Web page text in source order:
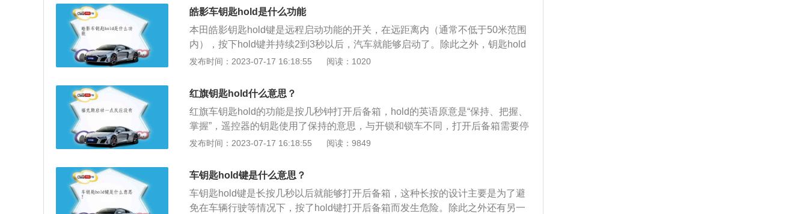
程中按了hold键开启后备箱发生危险，同时也简化了人们开车门后再打开后备箱
的流程。车钥匙HOLD键可以提前调整车内的温度，冬天可以提前暖好车，可以
让发动机在我们上车前，温度就达到正常，从而避免了原地怠速等待，或者温度
低导致发动机磨损等问题；同时远程启动具有自动定时的功能，一旦超出时间没
开启车门锁，汽车发动机会自动关闭。夏天开车时，可以先远距离启动车辆，开
时，车内不会太燥热。用HOLD键远程启动汽车，不仅可以节省时间，还能提升
用车的舒适度。
皓影车钥匙hold是什么功能
本田皓影钥匙hold键是远程启动功能的开关，在远距离内（通常不低于50米范围
内），按下hold键并持续2到3秒以后，汽车就能够启动了。除此之外，钥匙hold
还有开启后备箱的功能，有的印着后备箱的图案，长按可以打开后备箱，但是只
启后备箱发生危险，同时也简化了人们开车门后再打开后备箱的流程。车钥匙hol
d键可以提前调整车内的温度，冬天可以提前暖好车，可以让发动机在我们上车
前，温度就达到正常，从而避免了原地怠速等待，或者温度低导致发动机磨损等
问题；同时远程启动具有自动定时的功能，一旦超出时间没开启车门锁，汽车发
动机会自动关闭。夏天开车时，可以先远距离启动车辆，开启并设置好空调的温
用hold键远程启动汽车，不仅可以节省时间，还能提升用车的舒适度。
发布时间：2023-07-17 16:18:55 阅读：1020
红旗钥匙hold什么意思？
红旗车钥匙hold的功能是按几秒钟打开后备箱，hold的英语原意是“保持、把握、
掌握”，遥控器的钥匙使用了保持的意思，与开锁和锁车不同，打开后备箱需要停
车后再操作。避免在车辆行驶的过程中按下hold键，导致后备箱打开的危险。此
自动启动。这个功能在冬天和夏天时可以提前调整车内的温度。
发布时间：2023-07-17 16:18:55 阅读：9849
车钥匙hold键是什么意思？
车钥匙hold键是长按几秒以后就能够打开后备箱，这种长按的设计主要是为了避
免在车辆行驶等情况下，按了hold键打开后备箱而发生危险。除此之外还有另一